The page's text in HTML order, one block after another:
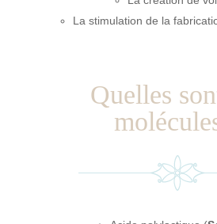
La stimulation de la
Quelles